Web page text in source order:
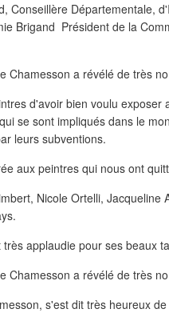
Conseillère Départementale,
Brigand Président de la
d'avoir bien voulu exposer
se sont impliqués dans le
leurs subventions.
aux peintres qui nous ont
Nicole Ortelli, Jacqueline
applaudie pour ses beaux
s'est dit très heureux